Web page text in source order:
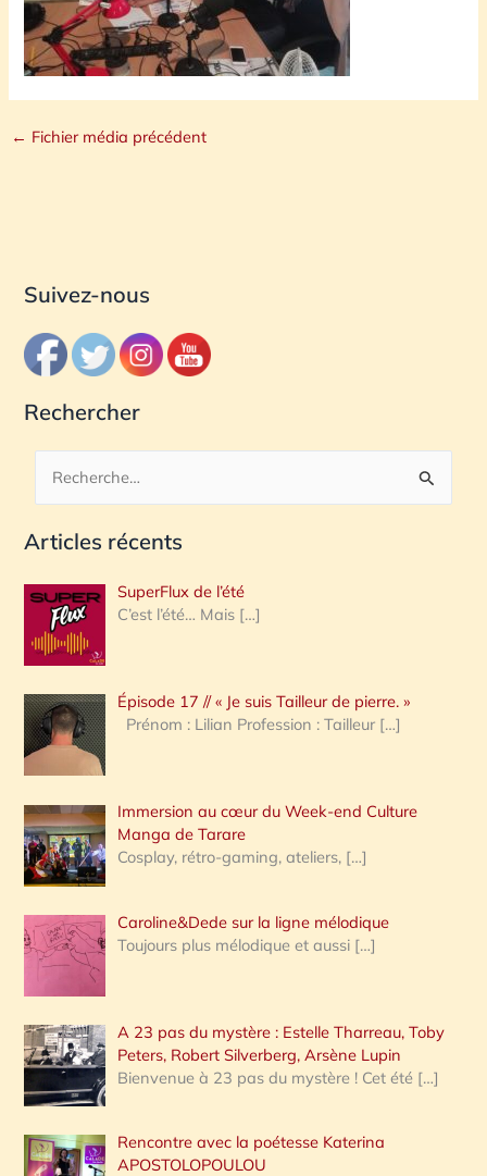
← Fichier média précédent
Suivez-nous
Rechercher
c
e
r
c
h
e
:
Articles récents
SuperFlux de l’été
C’est l’été… Mais […]
Épisode 17 // « Je suis Tailleur de pierre. »
Prénom : Lilian Profession : Tailleur […]
Immersion au cœur du Week-end Culture
Manga de Tarare
Cosplay, rétro-gaming, ateliers, […]
Caroline&Dede sur la ligne mélodique
Toujours plus mélodique et aussi […]
A 23 pas du mystère : Estelle Tharreau, Toby
Peters, Robert Silverberg, Arsène Lupin
Bienvenue à 23 pas du mystère ! Cet été […]
Rencontre avec la poétesse Katerina
APOSTOLOPOULOU